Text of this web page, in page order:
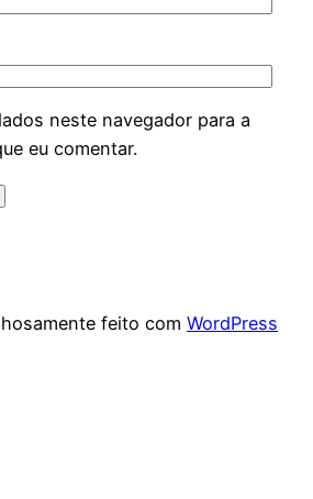
neste navegador para a
eu comentar.
feito com WordPress